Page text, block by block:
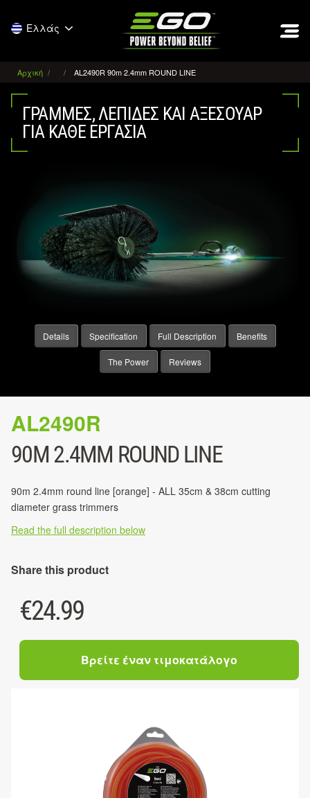
Ελλάς
Αρχική AL2490R 90m 2.4mm ROUND LINE
ΓΡΑΜΜΈΣ, ΛΕΠΊΔΕΣ ΚΑΙ ΑΞΕΣΟΥΆΡ
ΓΙΑ ΚΆΘΕ ΕΡΓΑΣΊΑ
Details Specification Full Description Benefits
The Power Reviews
AL2490R
90M 2.4MM ROUND LINE
90m 2.4mm round line [orange] - ALL 35cm & 38cm cutting
diameter grass trimmers
Read the full description below
Share this product
€24.99
Βρείτε έναν τιμοκατάλογο